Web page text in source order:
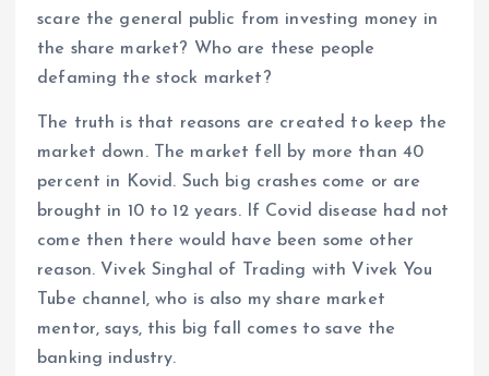
scare the general public from investing money in
the share market? Who are these people
defaming the stock market?
The truth is that reasons are created to keep the
market down. The market fell by more than 40
percent in Kovid. Such big crashes come or are
brought in 10 to 12 years. If Covid disease had not
come then there would have been some other
reason. Vivek Singhal of Trading with Vivek You
Tube channel, who is also my share market
mentor, says, this big fall comes to save the
banking industry.